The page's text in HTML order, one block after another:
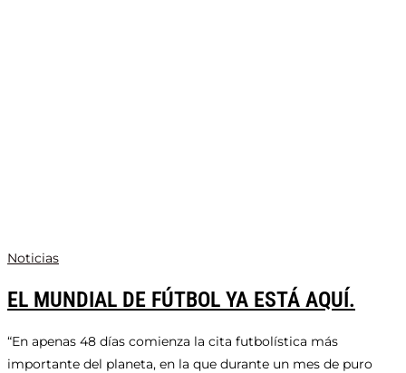
Noticias
EL MUNDIAL DE FÚTBOL YA ESTÁ AQUÍ.
“En apenas 48 días comienza la cita futbolística más
importante del planeta, en la que durante un mes de puro